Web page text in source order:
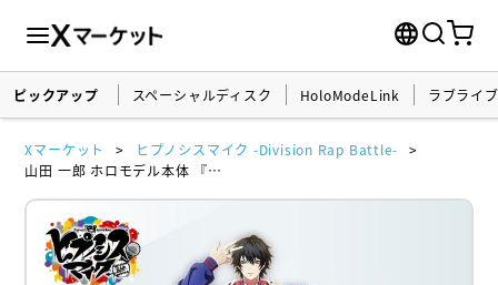
ピックアップ スペーシャルディスク HoloModeLink ラブライ
Xマーケット
ヒプノシスマイク -Division Rap Battle-
山田 一郎 ホロモデル本体 『ヒプノシスマイク -Division Rap Battle-』シリアルカード